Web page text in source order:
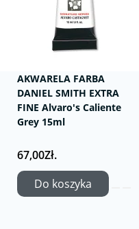
AKWARELA FARBA
DANIEL SMITH EXTRA
FINE Alvaro's Caliente
Grey 15ml
67,00Zł.
Do koszyka